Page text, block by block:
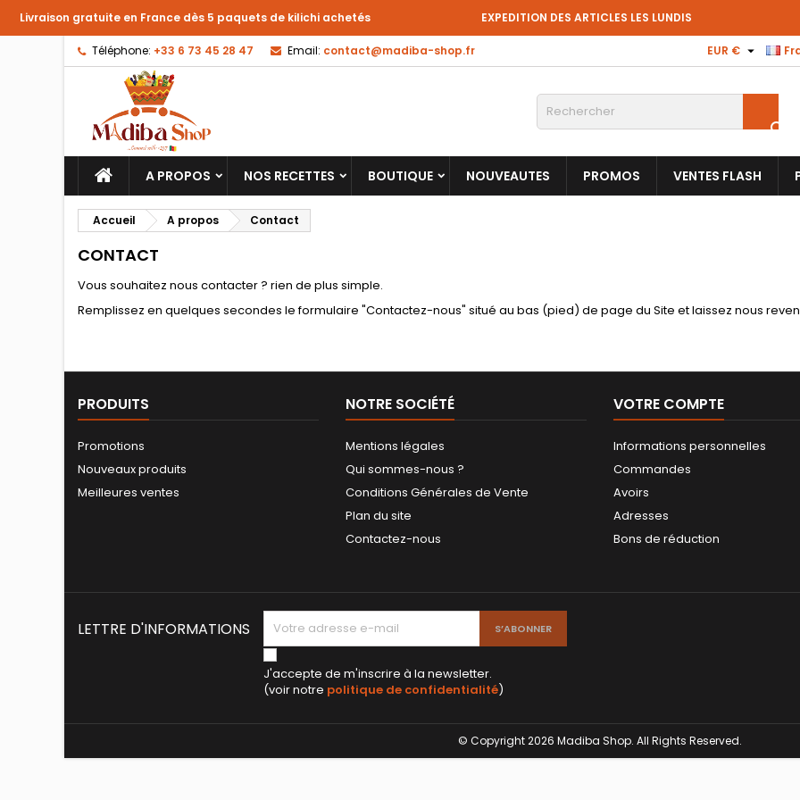
Livraison gratuite en France dès 5 paquets de kilichi achetés EXPEDITION DES ARTICLES LES LUNDIS
Téléphone: +33 6 73 45 28 47 Email: contact@madiba-shop.fr EUR € 

A PROPOS NOS RECETTES BOUTIQUE NOUVEAUTES PROMOS VENTES FLASH
Accueil A propos Contact
CONTACT
Vous souhaitez nous contacter ? rien de plus simple.
Remplissez en quelques secondes le formulaire "Contactez-nous" situé au bas (pied) de page du Site et laissez nous
PRODUITS
Promotions
Nouveaux produits
Meilleures ventes
NOTRE SOCIÉTÉ
Mentions légales
Qui sommes-nous ?
Conditions Générales de Vente
Plan du site
Contactez-nous
VOTRE COMPTE
Informations personnelles
Commandes
Avoirs
Adresses
Bons de réduction
LETTRE D'INFORMATIONS
J'accepte de m'inscrire à la newsletter.
(voir notre politique de confidentialité)
© Copyright 2026 Madiba Shop. All Rights Reserved.